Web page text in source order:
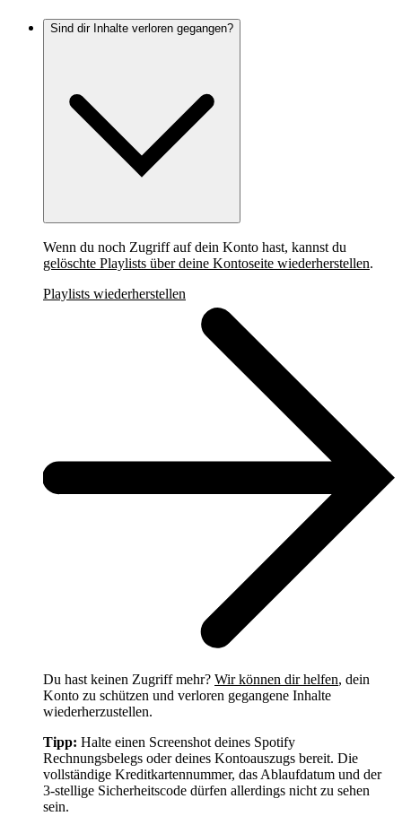
Sind dir Inhalte verloren gegangen?
Wenn du noch Zugriff auf dein Konto hast, kannst du
gelöschte Playlists über deine Kontoseite wiederherstellen.
Playlists wiederherstellen
Du hast keinen Zugriff mehr? Wir können dir helfen, dein
Konto zu schützen und verloren gegangene Inhalte
wiederherzustellen.
Tipp: Halte einen Screenshot deines Spotify
Rechnungsbelegs oder deines Kontoauszugs bereit. Die
vollständige Kreditkartennummer, das Ablaufdatum und der
3-stellige Sicherheitscode dürfen allerdings nicht zu sehen
sein.